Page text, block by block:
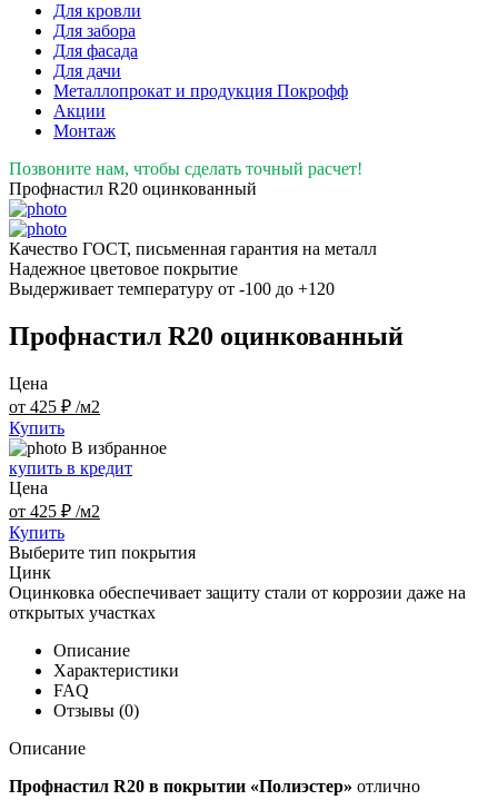
Для кровли
Для забора
Для фасада
Для дачи
Металлопрокат и продукция Покрофф
Акции
Монтаж
Позвоните нам, чтобы сделать точный расчет!
Профнастил R20 оцинкованный
Качество ГОСТ, письменная гарантия на металл
Надежное цветовое покрытие
Выдерживает температуру от -100 до +120
Профнастил R20 оцинкованный
Цена
от 425 ₽ /м2
Купить
В избранное
купить в кредит
Цена
от 425 ₽ /м2
Купить
Выберите тип покрытия
Цинк
Оцинковка обеспечивает защиту стали от коррозии даже на
открытых участках
Описание
Характеристики
FAQ
Отзывы (0)
Описание
Профнастил R20 в покрытии «Полиэстер» отлично